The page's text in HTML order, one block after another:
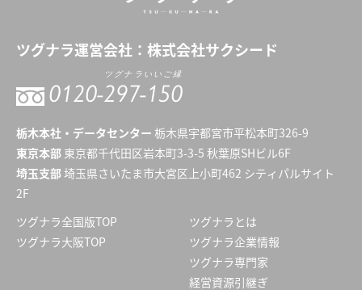
ツグナラ運営会社： 株式会社サクシード
0120-297-150
ツグナラいいご縁
栃木本社・データセンター 栃木県宇都宮市平松本町326-9
東京本部 東京都千代田区岩本町3-3-5 秋葉原SHビル6F
埼玉支部 埼玉県さいたま市大宮区上小町462 シティパルサイト
2F
ツグナラ全国版TOP
ツグナラ大阪TOP
ツグナラとは
ツグナラ企業情報
ツグナラ専門家
経営資源引継ぎ